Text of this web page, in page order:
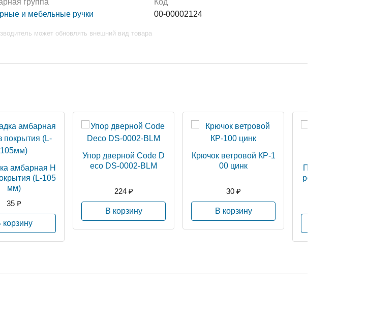
и мебельные ручки
00-00002124
может обновлять внешний вид товара
амбарная Н
(L-105
мм)
35 ₽
корзину
Упор дверной Code D
eco DS-0002-BLM
224 ₽
В корзину
Крючок ветровой КР-1
00 цинк
30 ₽
В корзину
Перчатки
роточка ПВХ